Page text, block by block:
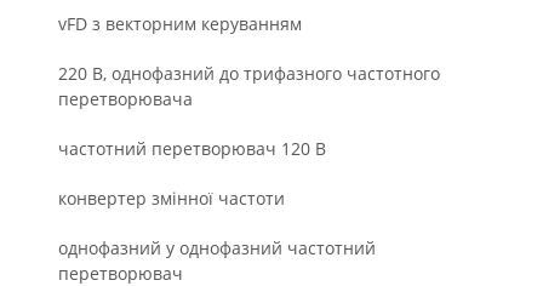
vFD з векторним керуванням
220 В, однофазний до трифазного частотного
перетворювача
частотний перетворювач 120 В
конвертер змінної частоти
однофазний у однофазний частотний
перетворювач